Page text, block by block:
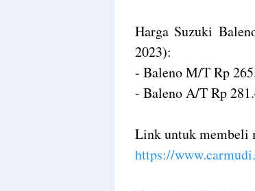
Harga Suzuki
2023):
- Baleno M/T Rp
- Baleno A/T Rp
Link untuk membeli
https://